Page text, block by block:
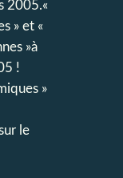
2005.«
» et «
»à
!
»
le